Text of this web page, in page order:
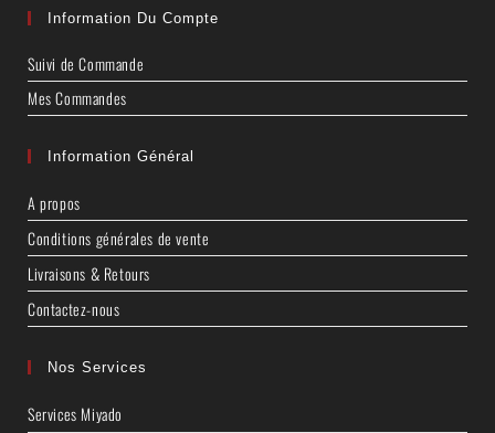
Information Du Compte
Suivi de Commande
Mes Commandes
Information Général
A propos
Conditions générales de vente
Livraisons & Retours
Contactez-nous
Nos Services
Services Miyado